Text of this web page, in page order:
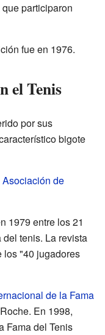
participaron
fue en 1976.
el Tenis
por sus
bigote
Asociación de
1979 entre los 21
tenis. La revista
los "40 jugadores
de la Fama
En 1998,
Fama del Tenis